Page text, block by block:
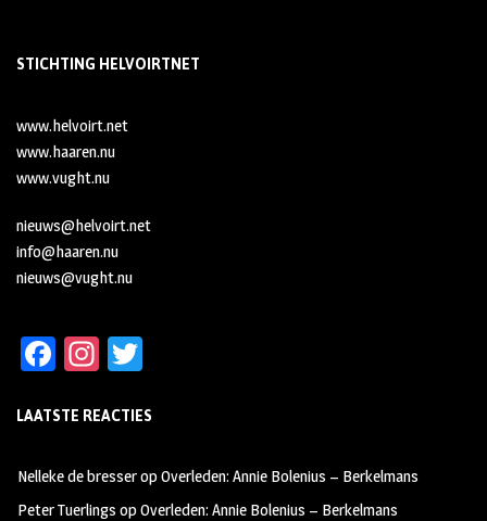
STICHTING HELVOIRTNET
www.helvoirt.net
www.haaren.nu
www.vught.nu
nieuws@helvoirt.net
info@haaren.nu
nieuws@vught.nu
Fa
b
oo
k
In
ag
m
tt
LAATSTE REACTIES
Nelleke de bresseropOverleden: Annie Bolenius – Berkelmans
Peter Tuerlings opOverleden: Annie Bolenius – Berkelmans